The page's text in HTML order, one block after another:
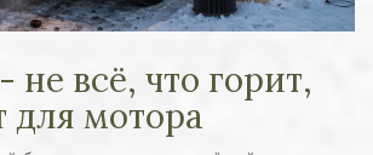
не всё, что горит,
для мотора